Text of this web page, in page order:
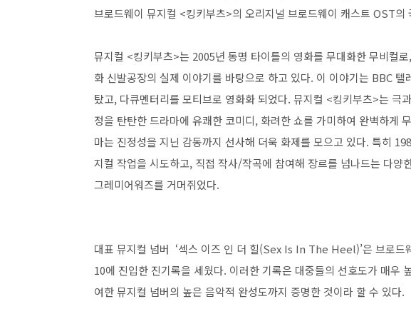
브로드웨이 뮤지컬 <킹키부츠>의 오리지널 브로드웨이 캐스트 OST의
뮤지컬 <킹키부츠>는 2005년 동명 타이틀의 영화를 무대화한 무비컬
화 신발공장의 실제 이야기를 바탕으로 하고 있다. 이 이야기는 BBC
탔고, 다큐멘터리를 모티브로 영화화 되었다. 뮤지컬 <킹키부츠>는 극
정을 탄탄한 드라마에 유쾌한 코미디, 화려한 쇼를 가미하여 완벽하게
마는 진정성을 지닌 감동까지 선사해 더욱 화제를 모으고 있다. 특히
지컬 작업을 시도하고, 직접 작사/작곡에 참여해 장르를 넘나드는 다양
그레미어워즈를 거머쥐었다.
대표 뮤지컬 넘버 ‘섹스 이즈 인 더 힐(Sex Is In The Heel)’은 브로드
10에 진입한 진기록을 세웠다. 이러한 기록은 대중들의 선호도가 매우
여한 뮤지컬 넘버의 높은 음악적 완성도까지 증명한 것이라 할 수 있다.